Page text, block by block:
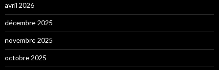
avril 2026
décembre 2025
novembre 2025
octobre 2025